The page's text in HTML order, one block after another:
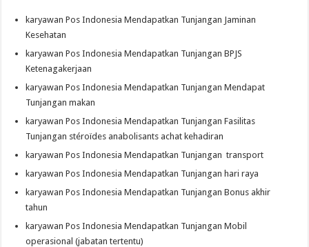
karyawan Pos Indonesia Mendapatkan Tunjangan Jaminan
Kesehatan
karyawan Pos Indonesia Mendapatkan Tunjangan BPJS
Ketenagakerjaan
karyawan Pos Indonesia Mendapatkan Tunjangan Mendapat
Tunjangan makan
karyawan Pos Indonesia Mendapatkan Tunjangan Fasilitas
Tunjangan stéroïdes anabolisants achat kehadiran
karyawan Pos Indonesia Mendapatkan Tunjangan transport
karyawan Pos Indonesia Mendapatkan Tunjangan hari raya
karyawan Pos Indonesia Mendapatkan Tunjangan Bonus akhir
tahun
karyawan Pos Indonesia Mendapatkan Tunjangan Mobil
operasional (jabatan tertentu)